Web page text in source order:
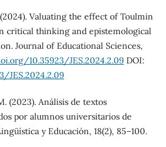
Valuating the effect of Toulmin
critical thinking and epistemological
Journal of Educational Sciences,
10.35923/JES.2024.2.09DOI:
JES.2024.2.09
(2023). Análisis de textos
por alumnos universitarios de
y Educación, 18(2), 85–100.